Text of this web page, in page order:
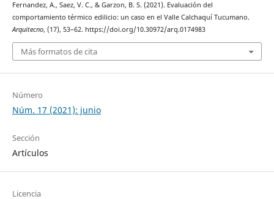
Fernandez, A., Saez, V. C., & Garzon, B. S. (2021). Evaluación del
comportamiento térmico edilicio: un caso en el Valle Calchaquí Tucumano.
Arquitecno, (17), 53–62. https://doi.org/10.30972/arq.0174983
Más formatos de cita
Número
Núm. 17 (2021): junio
Sección
Artículos
Licencia